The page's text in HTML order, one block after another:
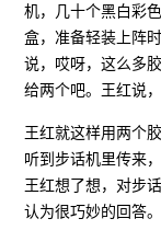
机，几十个黑白彩
盒，准备轻装上阵
说，哎呀，这么多
给两个吧。王红说
王红就这样用两个
听到步话机里传来
王红想了想，对步
认为很巧妙的回答。